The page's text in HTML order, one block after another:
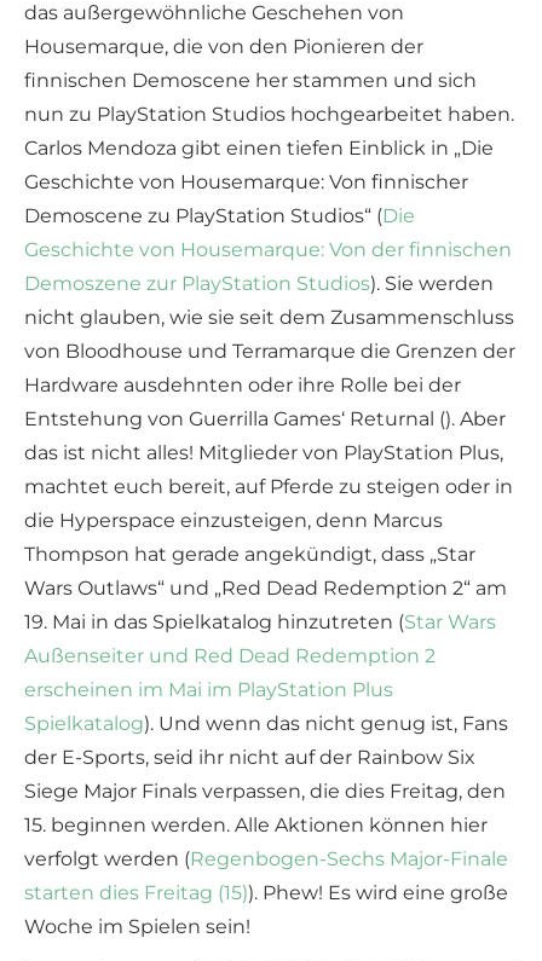
das außergewöhnliche Geschehen von
Housemarque, die von den Pionieren der
finnischen Demoscene her stammen und sich
nun zu PlayStation Studios hochgearbeitet haben.
Carlos Mendoza gibt einen tiefen Einblick in „Die
Geschichte von Housemarque: Von finnischer
Demoscene zu PlayStation Studios“ (Die
Geschichte von Housemarque: Von der finnischen
Demoszene zur PlayStation Studios). Sie werden
nicht glauben, wie sie seit dem Zusammenschluss
von Bloodhouse und Terramarque die Grenzen der
Hardware ausdehnten oder ihre Rolle bei der
Entstehung von Guerrilla Games‘ Returnal (). Aber
das ist nicht alles! Mitglieder von PlayStation Plus,
machtet euch bereit, auf Pferde zu steigen oder in
die Hyperspace einzusteigen, denn Marcus
Thompson hat gerade angekündigt, dass „Star
Wars Outlaws“ und „Red Dead Redemption 2“ am
19. Mai in das Spielkatalog hinzutreten (Star Wars
Außenseiter und Red Dead Redemption 2
erscheinen im Mai im PlayStation Plus
Spielkatalog). Und wenn das nicht genug ist, Fans
der E-Sports, seid ihr nicht auf der Rainbow Six
Siege Major Finals verpassen, die dies Freitag, den
15. beginnen werden. Alle Aktionen können hier
verfolgt werden (Regenbogen-Sechs Major-Finale
starten dies Freitag (15)). Phew! Es wird eine große
Woche im Spielen sein!